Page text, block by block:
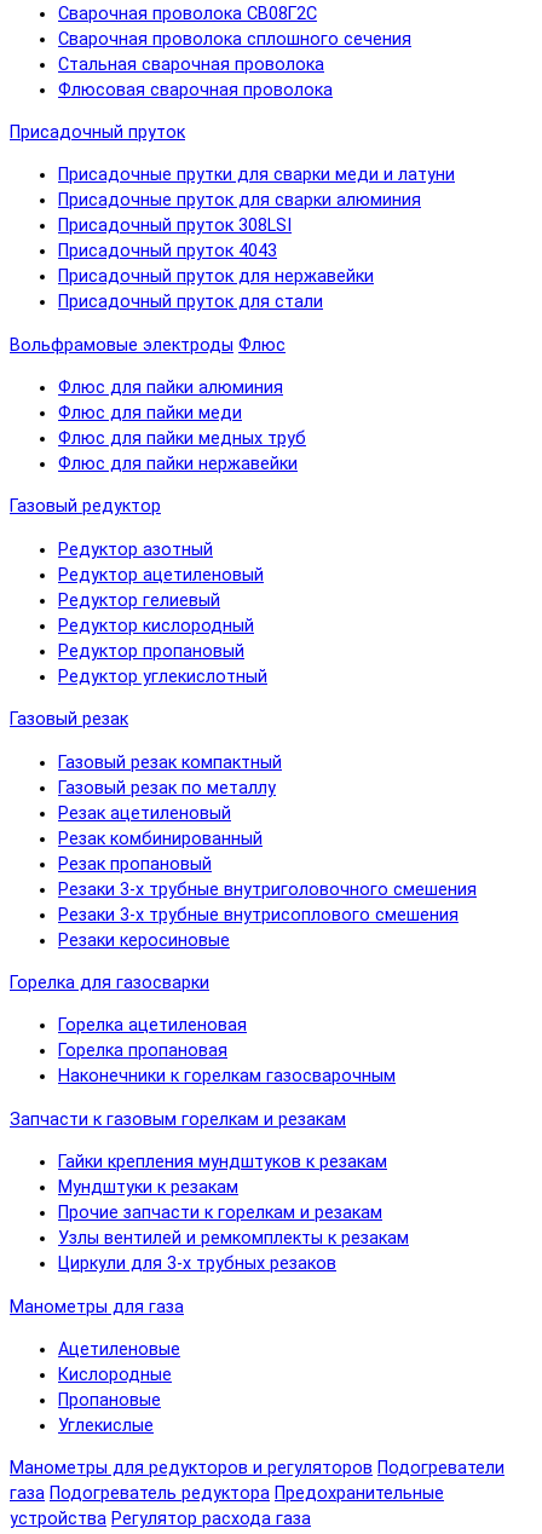
Сварочная проволока СВ08Г2С
Сварочная проволока сплошного сечения
Стальная сварочная проволока
Флюсовая сварочная проволока
Присадочный пруток
Присадочные прутки для сварки меди и латуни
Присадочные пруток для сварки алюминия
Присадочный пруток 308LSI
Присадочный пруток 4043
Присадочный пруток для нержавейки
Присадочный пруток для стали
Вольфрамовые электроды Флюс
Флюс для пайки алюминия
Флюс для пайки меди
Флюс для пайки медных труб
Флюс для пайки нержавейки
Газовый редуктор
Редуктор азотный
Редуктор ацетиленовый
Редуктор гелиевый
Редуктор кислородный
Редуктор пропановый
Редуктор углекислотный
Газовый резак
Газовый резак компактный
Газовый резак по металлу
Резак ацетиленовый
Резак комбинированный
Резак пропановый
Резаки 3-х трубные внутриголовочного смешения
Резаки 3-х трубные внутрисоплового смешения
Резаки керосиновые
Горелка для газосварки
Горелка ацетиленовая
Горелка пропановая
Наконечники к горелкам газосварочным
Запчасти к газовым горелкам и резакам
Гайки крепления мундштуков к резакам
Мундштуки к резакам
Прочие запчасти к горелкам и резакам
Узлы вентилей и ремкомплекты к резакам
Циркули для 3-х трубных резаков
Манометры для газа
Ацетиленовые
Кислородные
Пропановые
Углекислые
Манометры для редукторов и регуляторов Подогреватели
газа Подогреватель редуктора Предохранительные
устройства Регулятор расхода газа